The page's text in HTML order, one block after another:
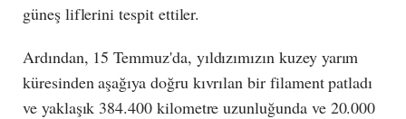
güneş liflerini tespit ettiler.
Ardından, 15 Temmuz'da, yıldızımızın kuzey yarım
küresinden aşağıya doğru kıvrılan bir filament patladı
ve yaklaşık 384.400 kilometre uzunluğunda ve 20.000